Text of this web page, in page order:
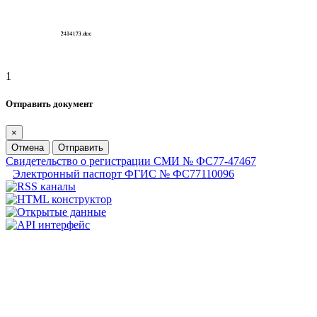
1
Отправить документ
×
Отмена
Отправить
Свидетельство о регистрации СМИ № ФС77-47467
Электронный паспорт ФГИС № ФС77110096